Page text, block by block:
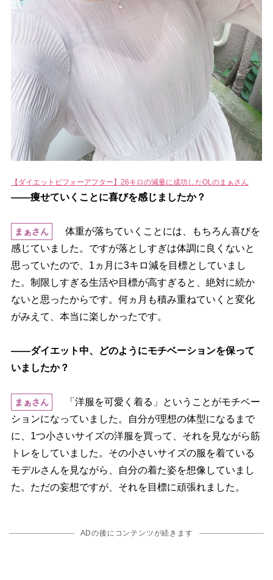
【ダイエットビフォーアフター】26キロの減量に成功したOLのまぁさん
――痩せていくことに喜びを感じましたか？
まぁさん
体重が落ちていくことには、もちろん喜びを
感じていました。ですが落としすぎは体調に良くないと
思っていたので、1ヵ月に3キロ減を目標としていまし
た。制限しすぎる生活や目標が高すぎると、絶対に続か
ないと思ったからです。何ヵ月も積み重ねていくと変化
がみえて、本当に楽しかったです。
――ダイエット中、どのようにモチベーションを保って
いましたか？
まぁさん
「洋服を可愛く着る」ということがモチベー
ションになっていました。自分が理想の体型になるまで
に、1つ小さいサイズの洋服を買って、それを見ながら筋
トレをしていました。その小さいサイズの服を着ている
モデルさんを見ながら、自分の着た姿を想像していまし
た。ただの妄想ですが、それを目標に頑張れました。
ADの後にコンテンツが続きます